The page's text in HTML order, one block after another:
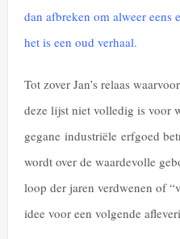
dan afbreken om alweer eens
het is een oud verhaal.
Tot zover Jan’s relaas
deze lijst niet volledig is voor
gegane industriële erfgoed
wordt over de waardevolle
loop der jaren verdwenen of
idee voor een volgende